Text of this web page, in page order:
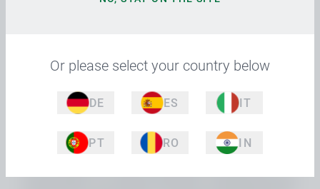
Or please select your country below
DE ES IT
PT RO IN
„Lurchi“ am Hauptsitz in Türkheim eingeladen.
Glück mit dem Wetter und das Fest war mit rund 300
Mitarbeitenden sehr gut besucht“ zieht Personalleiter
Johannes Böck Bilanz zum Salamander-Grillfest am
vergangenen Freitag. Eingeladen waren alle
Beschäftigten am Hauptsitz in Türkheim aus den
beiden Geschäftsspartensparten Salamander Window
Systemgeber von designorientierten, energiesparenden